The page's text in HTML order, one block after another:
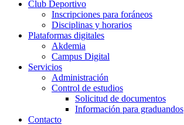
Club Deportivo
Inscripciones para foráneos
Disciplinas y horarios
Plataformas digitales
Akdemia
Campus Digital
Servicios
Administración
Control de estudios
Solicitud de documentos
Información para graduandos
Contacto